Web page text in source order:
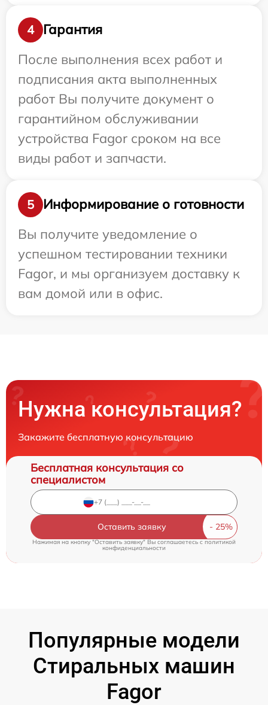
4
Гарантия
После выполнения всех работ и
подписания акта выполненных
работ Вы получите документ о
гарантийном обслуживании
устройства Fagor сроком на все
виды работ и запчасти.
5
Информирование о готовности
Вы получите уведомление о
успешном тестировании техники
Fagor, и мы организуем доставку к
вам домой или в офис.
Нужна консультация?
Закажите бесплатную консультацию
Бесплатная консультация со
специалистом
Оставить заявку
Нажимая на кнопку "Оставить заявку" Вы соглашаетесь cполитикой
конфиденциальности
Популярные модели
Стиральных машин
Fagor